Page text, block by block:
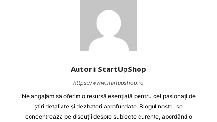
Autorii StartUpShop
https://www.startupshop.ro
Ne angajăm să oferim o resursă esențială pentru cei pasionați de
știri detaliate și dezbateri aprofundate. Blogul nostru se
concentrează pe discuții despre subiecte curente, abordând o